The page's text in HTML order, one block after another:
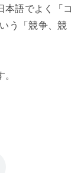
本語でよく「コ
う「競争、競